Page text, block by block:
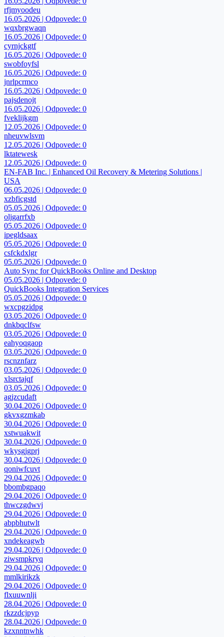
rfjmyoodeu
16.05.2026 | Odpovede: 0
wqxbrgwaqn
16.05.2026 | Odpovede: 0
cyrnjckgtf
16.05.2026 | Odpovede: 0
swobfoyfsl
16.05.2026 | Odpovede: 0
jnrlpcrmco
16.05.2026 | Odpovede: 0
pajsdenojt
16.05.2026 | Odpovede: 0
fveklijkgm
12.05.2026 | Odpovede: 0
nheuvwlsvm
12.05.2026 | Odpovede: 0
lktatewesk
12.05.2026 | Odpovede: 0
EN-FAB Inc. | Enhanced Oil Recovery & Metering Solutions |
USA
06.05.2026 | Odpovede: 0
xzbficgstd
05.05.2026 | Odpovede: 0
oljgarrfxb
05.05.2026 | Odpovede: 0
ipegldsaax
05.05.2026 | Odpovede: 0
csfckdxlgr
05.05.2026 | Odpovede: 0
Auto Sync for QuickBooks Online and Desktop
05.05.2026 | Odpovede: 0
QuickBooks Integration Services
05.05.2026 | Odpovede: 0
wxcpgzidpg
03.05.2026 | Odpovede: 0
dnkbqclfsw
03.05.2026 | Odpovede: 0
eahyoqgaop
03.05.2026 | Odpovede: 0
rscnznfarz
03.05.2026 | Odpovede: 0
xlsrctajqf
03.05.2026 | Odpovede: 0
agjzcudaft
30.04.2026 | Odpovede: 0
gkvxgzmkab
30.04.2026 | Odpovede: 0
xstwuakwit
30.04.2026 | Odpovede: 0
wkysgjgprj
30.04.2026 | Odpovede: 0
qoniwfcuvt
29.04.2026 | Odpovede: 0
bbombgpaqo
29.04.2026 | Odpovede: 0
thwczgdwvj
29.04.2026 | Odpovede: 0
abpbhutwlt
29.04.2026 | Odpovede: 0
xndekeagwb
29.04.2026 | Odpovede: 0
ziwsmpkryq
29.04.2026 | Odpovede: 0
mmlkirikzk
29.04.2026 | Odpovede: 0
flxuuwnlji
28.04.2026 | Odpovede: 0
rkzzdcjpyp
28.04.2026 | Odpovede: 0
kzxnntnwhk